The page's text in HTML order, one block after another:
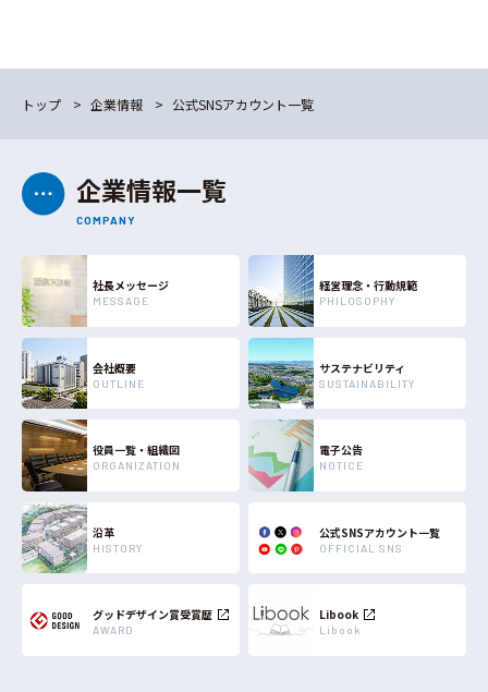
トップ 企業情報 公式SNSアカウント一覧
企業情報一覧
COMPANY
社長メッセージ
MESSAGE
経営理念・⾏動規範
PHILOSOPHY
会社概要
OUTLINE
サステナビリティ
SUSTAINABILITY
役員⼀覧・組織図
ORGANIZATION
電子公告
NOTICE
沿革
HISTORY
公式SNSアカウント一覧
OFFICIAL SNS
グッドデザイン賞受賞歴
AWARD
Libook
Libook